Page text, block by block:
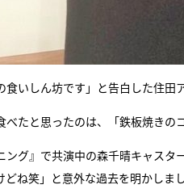
食いしん坊です」と告白した住田
べたと思ったのは、「鉄板焼きの
ング』で共演中の森千晴キャス
ね笑」と意外な過去を明かしまし